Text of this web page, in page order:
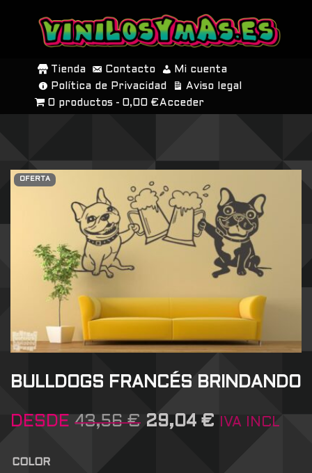
SALTAR
CONTENIDO
Tienda Contacto
Mi cuenta
Política de Privacidad
Aviso legal
0 productos
0,00 € Acceder
OFERTA
BULLDOGS FRANCÉS BRINDANDO
DESDE 43,56€ 29,04 € IVA INCL
COLOR